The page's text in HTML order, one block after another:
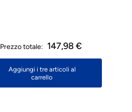
Prezzo totale: 147,98 €
Aggiungi i tre articoli al
carrello